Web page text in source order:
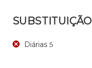
SUBSTITUIÇÃO
Diárias 5